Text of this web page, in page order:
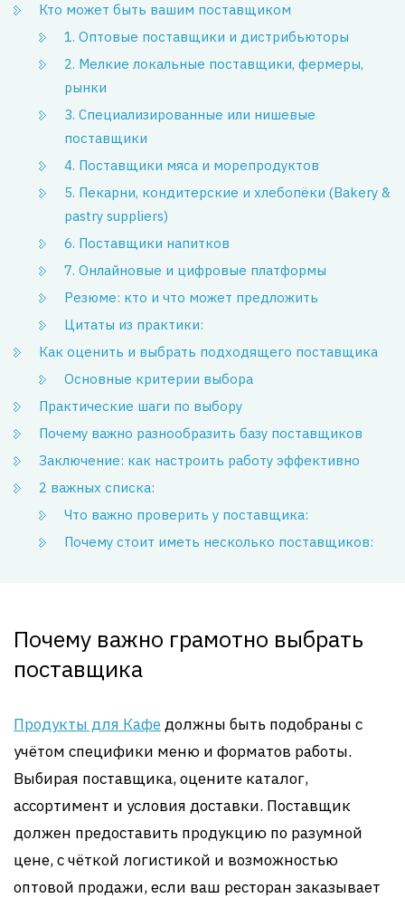
Кто может быть вашим поставщиком
1. Оптовые поставщики и дистрибьюторы
2. Мелкие локальные поставщики, фермеры,
рынки
3. Специализированные или нишевые
поставщики
4. Поставщики мяса и морепродуктов
5. Пекарни, кондитерские и хлебопёки (Bakery &
pastry suppliers)
6. Поставщики напитков
7. Онлайновые и цифровые платформы
Резюме: кто и что может предложить
Цитаты из практики:
Как оценить и выбрать подходящего поставщика
Основные критерии выбора
Практические шаги по выбору
Почему важно разнообразить базу поставщиков
Заключение: как настроить работу эффективно
2 важных списка:
Что важно проверить у поставщика:
Почему стоит иметь несколько поставщиков:
Почему важно грамотно выбрать
поставщика
Продукты для Кафедолжны быть подобраны с
учётом специфики меню и форматов работы.
Выбирая поставщика, оцените каталог,
ассортимент и условия доставки. Поставщик
должен предоставить продукцию по разумной
цене, с чёткой логистикой и возможностью
оптовой продажи, если ваш ресторан заказывает